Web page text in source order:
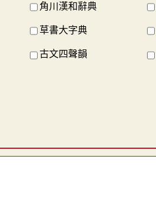
角川漢和辭典
草書大字典
古文四聲韻